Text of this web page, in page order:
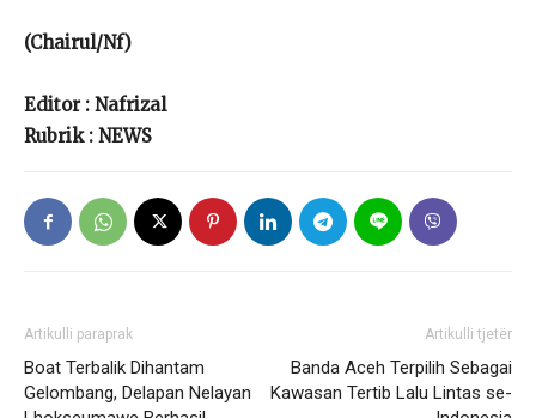
(Chairul/Nf)
Editor : Nafrizal
Rubrik : NEWS
Artikulli paraprak
Boat Terbalik Dihantam
Gelombang, Delapan Nelayan
Artikulli tjetër
Banda Aceh Terpilih Sebagai
Kawasan Tertib Lalu Lintas se-